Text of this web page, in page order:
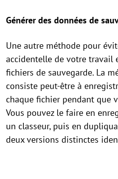
Générer des données de
Une autre méthode pour
accidentelle de votre travail
fichiers de sauvegarde. La
consiste peut-être à
chaque fichier pendant que
Vous pouvez le faire en
un classeur, puis en
deux versions distinctes